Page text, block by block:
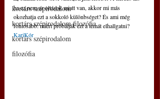
kortárs szépirodalom
kortárs szépirodalom filozófia
kortárs szépirodalom
filozófia
ha ez nem az oltások miatt van, akkor mi más
okozhatja ezt a sokkoló különbséget? És ami még
fontosabb: miért próbálják ezt a témát elhallgatni?
KariKór